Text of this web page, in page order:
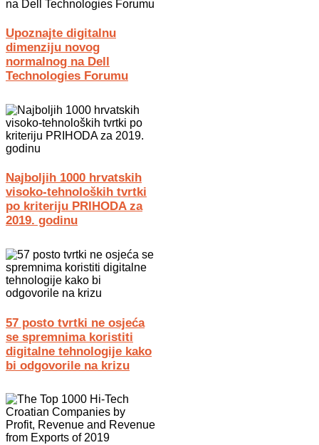
Upoznajte digitalnu
dimenziju novog
normalnog na Dell
Technologies Forumu
Najboljih 1000 hrvatskih
visoko-tehnoloških tvrtki
po kriteriju PRIHODA za
2019. godinu
57 posto tvrtki ne osjeća
se spremnima koristiti
digitalne tehnologije kako
bi odgovorile na krizu